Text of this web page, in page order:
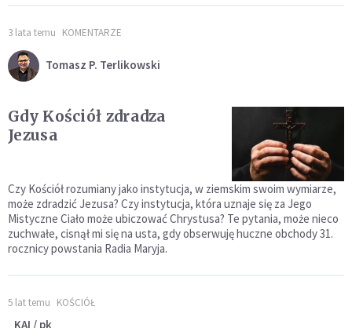
3 lata temu KOMENTARZE
Tomasz P. Terlikowski
Gdy Kościół zdradza
Jezusa
Czy Kościół rozumiany jako instytucja, w ziemskim swoim wymiarze,
może zdradzić Jezusa? Czy instytucja, która uznaje się za Jego
Mistyczne Ciało może ubiczować Chrystusa? Te pytania, może nieco
zuchwałe, cisnął mi się na usta, gdy obserwuję huczne obchody 31.
rocznicy powstania Radia Maryja.
5 lat temu KOŚCIÓŁ
KAI / pk